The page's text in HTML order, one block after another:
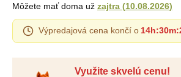
Využite skvelú cenu!
Môžete mať doma už zajtra (10.08.2026)
Výpredajová cena končí o 14h:30m: